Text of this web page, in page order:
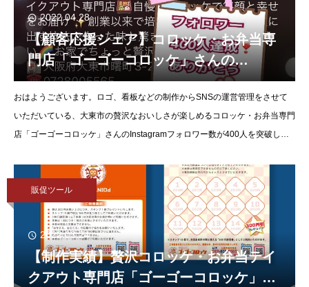
2022.04.28
【顧客応援シェア】コロッケ・お弁当専
門店「ゴーゴーコロッケ」さんの
Instagramフォロワー数が400人を突破
しました
おはようございます。ロゴ、看板などの制作からSNSの運営管理をさせて
いただいている、大東市の贅沢なおいしさが楽しめるコロッケ・お弁当専門
店「ゴーゴーコロッケ」さんのInstagramフォロワー数が400人を突破しま
販促ツール
2022.03.24
【制作実績】贅沢コロッケ・お弁当テイ
クアウト専門店「ゴーゴーコロッケ」さ